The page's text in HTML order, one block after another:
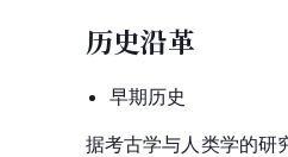
历史沿革
早期历史
据考古学与人类学的研